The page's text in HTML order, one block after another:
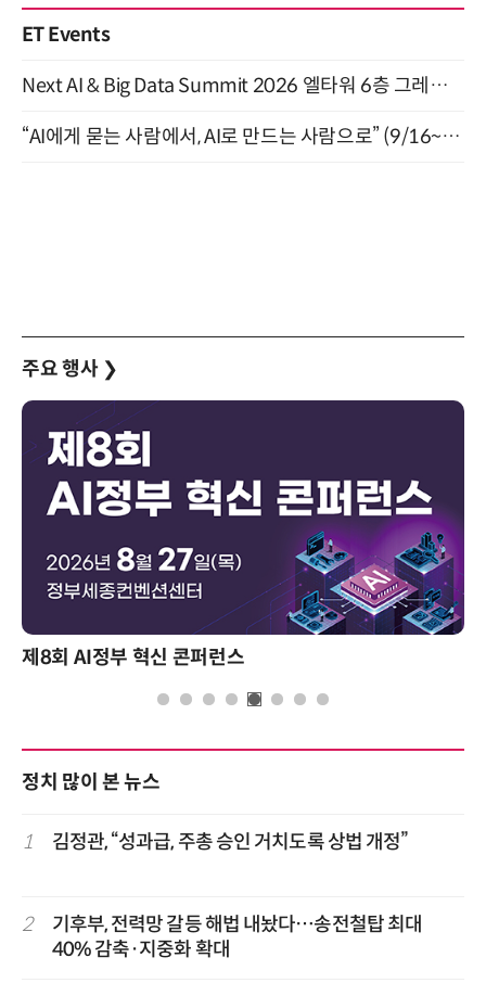
ET Events
Next AI & Big Data Summit 2026 엘타워 6층 그레이스홀 개최 (9/18)
“AI에게 묻는 사람에서, AI로 만드는 사람으로” (9/16~17)
주요 행사 ❯
제8회 AI정부 혁신 콘퍼런스
정치 많이 본 뉴스
1 김정관, “성과급, 주총 승인 거치도록 상법 개정”
2
기후부, 전력망 갈등 해법 내놨다…송전철탑 최대
40% 감축·지중화 확대